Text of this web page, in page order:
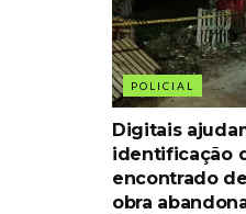
POLICIAL
Digitais
identificação
encontrado
obra